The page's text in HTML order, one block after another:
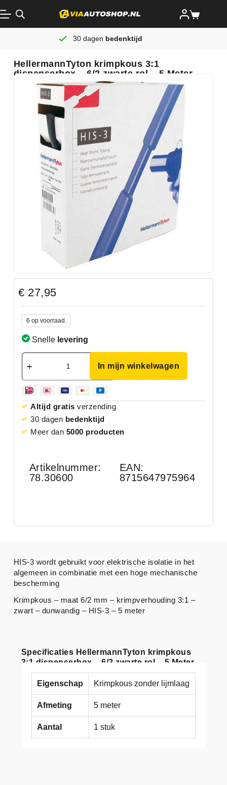
30 dagen bedenktijd
HellermannTyton krimpkous 3:1
dispenserbox – 6/2 zwarte rol – 5 Meter
€ 27,95
6 op voorraad.
Snelle levering
In mijn winkelwagen
Altijd gratis verzending
30 dagen bedenktijd
Meer dan 5000 producten
Artikelnummer:
78.30600
EAN:
8715647975964
Specificaties HellermannTyton krimpkous
3:1 dispenserbox – 6/2 zwarte rol – 5 Meter
Eigenschap Krimpkous zonder lijmlaag
Afmeting 5 meter
Aantal 1 stuk
HIS-3 wordt gebruikt voor elektrische isolatie in het
algemeen in combinatie met een hoge mechanische
bescherming
Krimpkous – maat 6/2 mm – krimpverhouding 3:1 –
zwart – dunwandig – HIS-3 – 5 meter